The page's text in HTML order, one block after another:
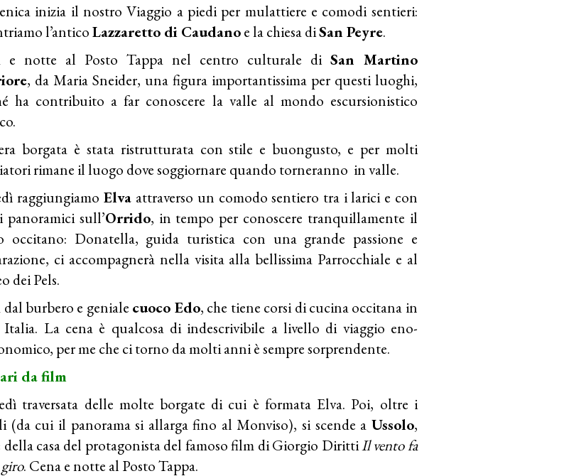
inizia il nostro Viaggio a piedi per mulattiere e comodi sentieri:
l’anticoLazzaretto di Caudanoe la chiesa diSan Peyre.
e notte al Posto Tappa nel centro culturale di San Martino
, da Maria Sneider, una figura importantissima per questi luoghi,
ha contribuito a far conoscere la valle al mondo escursionistico
borgata è stata ristrutturata con stile e buongusto, e per molti
rimane il luogo dove soggiornare quando torneranno in valle.
raggiungiamo Elva attraverso un comodo sentiero tra i larici e con
panoramici sull’Orrido, in tempo per conoscere tranquillamente il
occitano: Donatella, guida turistica con una grande passione e
ci accompagnerà nella visita alla bellissima Parrocchiale e al
dei Pels.
dal burbero e geniale cuoco Edo, che tiene corsi di cucina occitana in
La cena è qualcosa di indescrivibile a livello di viaggio eno-
per me che ci torno da molti anni è sempre sorprendente.
da film
traversata delle molte borgate di cui è formata Elva. Poi, oltre i
(da cui il panorama si allarga fino al Monviso), si scende a Ussolo,
della casa del protagonista del famoso film di Giorgio DirittiIl vento fa
. Cena e notte al Posto Tappa.